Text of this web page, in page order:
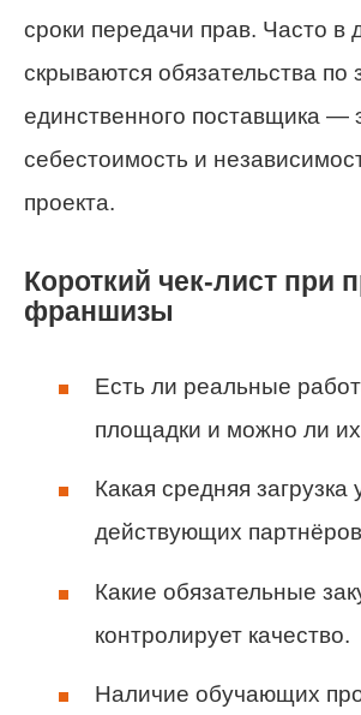
сроки передачи прав. Часто в
скрываются обязательства по
единственного поставщика —
себестоимость и
проекта.
Короткий чек-лист при
франшизы
Есть ли реальные
площадки и можно ли их
Какая средняя загрузка
действующих
Какие обязательные
контролирует качество.
Наличие обучающих